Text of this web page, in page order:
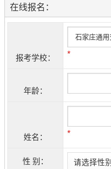
在线报名：
报考学校： *
年龄：
姓名： *
性 别：